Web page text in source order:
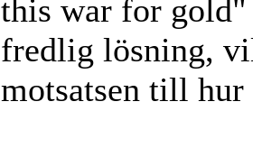
this war for gold"
fredlig lösning,
motsatsen till